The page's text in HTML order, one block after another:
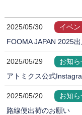
2025/05/30
イベン
FOOMA JAPAN 2025
2025/05/29
お知ら
アトミクス公式
2025/05/20
お知ら
路線便出荷のお願い